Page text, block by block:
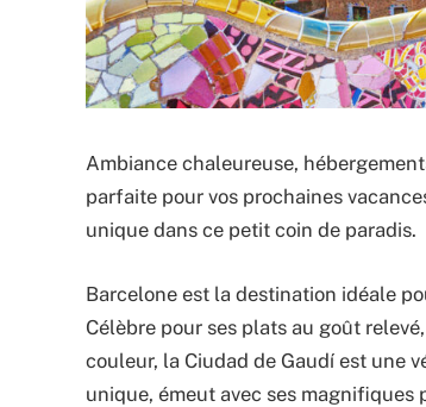
Ambiance chaleureuse,
parfaite pour vos prochaines
unique dans ce petit coin de paradis.
Barcelone est la destination idéale
Célèbre pour ses plats au goût
couleur, la Ciudad de Gaudí est une
unique, émeut avec ses magnifiques